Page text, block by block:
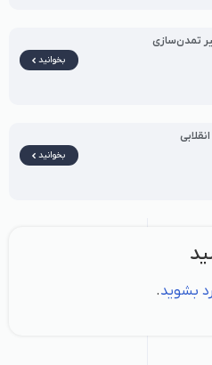
بخوانید
بخوانید
.